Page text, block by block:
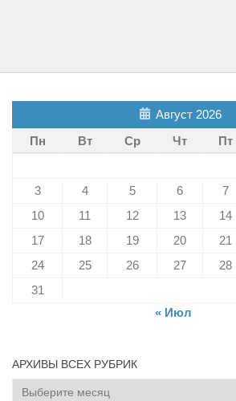
Август 2026
Пн
Вт Ср Чт Пт
3
4 5 6 7
10
11 12 13 14
17
18 19 20 21
24
25 26 27 28
31
« Июл
АРХИВЫ ВСЕХ РУБРИК
Архивы